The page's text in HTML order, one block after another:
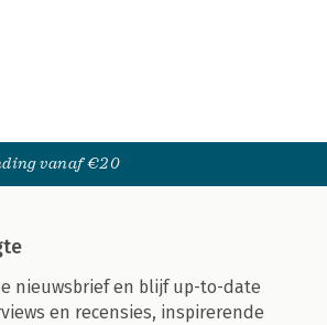
vanaf €20
nieuwsbrief en blijf up-to-date
en recensies, inspirerende